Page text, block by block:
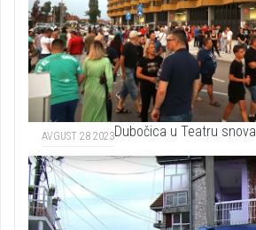
AVGUST 28 2023Dubočica u Teatru snova